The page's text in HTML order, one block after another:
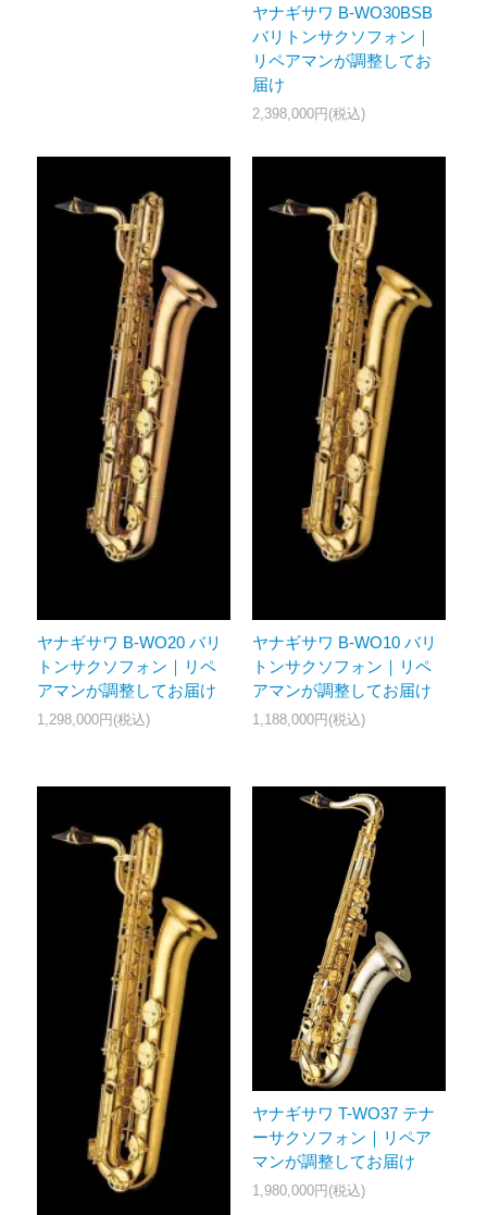
ヤナギサワ B-WO30BSB
バリトンサクソフォン｜
リペアマンが調整してお
届け
2,398,000円(税込)
ヤナギサワ B-WO20 バリ
トンサクソフォン｜リペ
アマンが調整してお届け
1,298,000円(税込)
ヤナギサワ B-WO10 バリ
トンサクソフォン｜リペ
アマンが調整してお届け
1,188,000円(税込)
ヤナギサワ T-WO37 テナ
ーサクソフォン｜リペア
マンが調整してお届け
1,980,000円(税込)